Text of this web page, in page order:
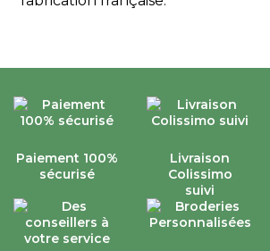
Paiement 100%
sécurisé
Livraison
Colissimo
suivi